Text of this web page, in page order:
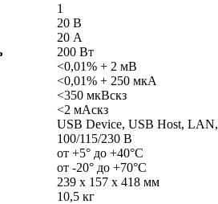
1
20 В
20 А
200 Вт
<0,01% + 2 мВ
<0,01% + 250 мкА
<350 мкВскз
<2 мАскз
USB Device, USB Host,
100/115/230 В
от +5° до +40°С
от -20° до +70°С
239 x 157 x 418 мм
10,5 кг